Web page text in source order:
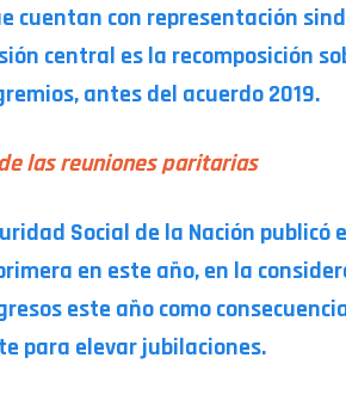
cuentan con representación
central es la recomposición
antes del acuerdo 2019.
las reuniones paritarias
Social de la Nación publicó
en este año, en la
este año como
para elevar jubilaciones.